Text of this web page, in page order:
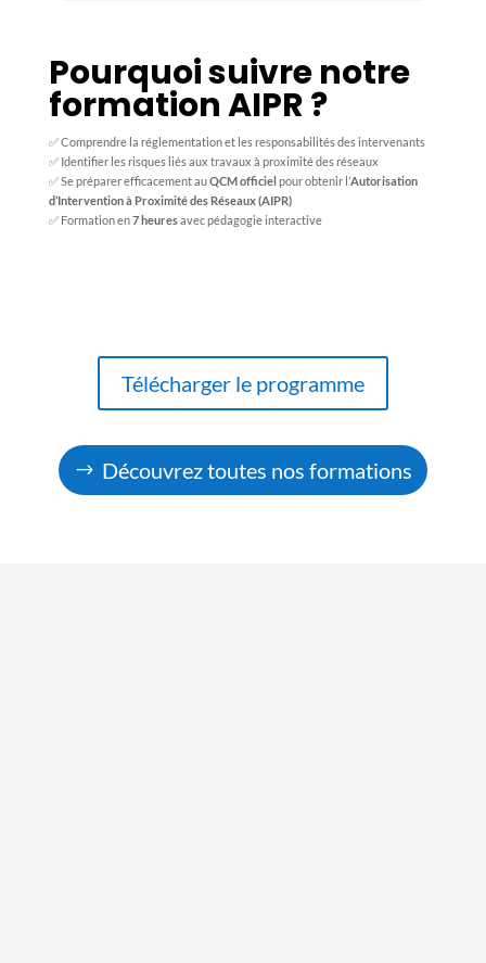
Pourquoi suivre notre
formation AIPR ?
✅ Comprendre la réglementation et les responsabilités des intervenants
✅ Identifier les risques liés aux travaux à proximité des réseaux
✅ Se préparer efficacement auQCM officielpour obtenir l’Autorisation
d’Intervention à Proximité des Réseaux (AIPR)
✅ Formation en7 heuresavec pédagogie interactive
Télécharger le programme
Découvrez toutes nos formations